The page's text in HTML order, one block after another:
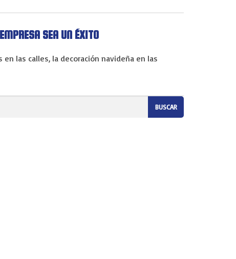
SEA UN ÉXITO
en las calles, la decoración navideña en las